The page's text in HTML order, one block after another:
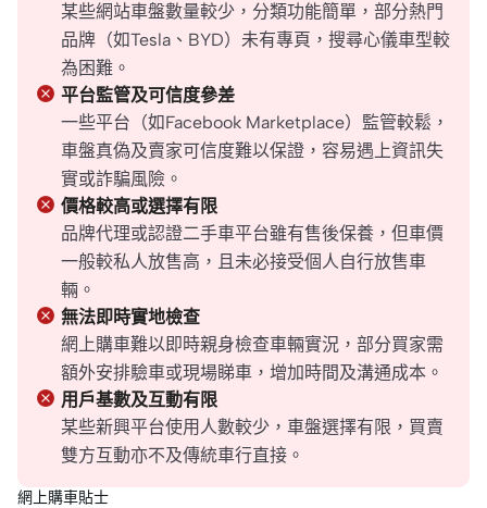
某些網站車盤數量較少，分類功能簡單，部分熱門
品牌（如Tesla、BYD）未有專頁，搜尋心儀車型較
為困難。
平台監管及可信度參差
一些平台（如Facebook Marketplace）監管較鬆，
車盤真偽及賣家可信度難以保證，容易遇上資訊失
實或詐騙風險。
價格較高或選擇有限
品牌代理或認證二手車平台雖有售後保養，但車價
一般較私人放售高，且未必接受個人自行放售車
輛。
無法即時實地檢查
網上購車難以即時親身檢查車輛實況，部分買家需
額外安排驗車或現場睇車，增加時間及溝通成本。
用戶基數及互動有限
某些新興平台使用人數較少，車盤選擇有限，買賣
雙方互動亦不及傳統車行直接。
網上購車貼士